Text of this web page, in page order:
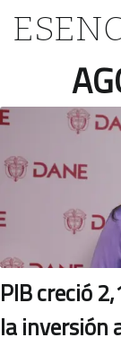
PIB creció
la inversión